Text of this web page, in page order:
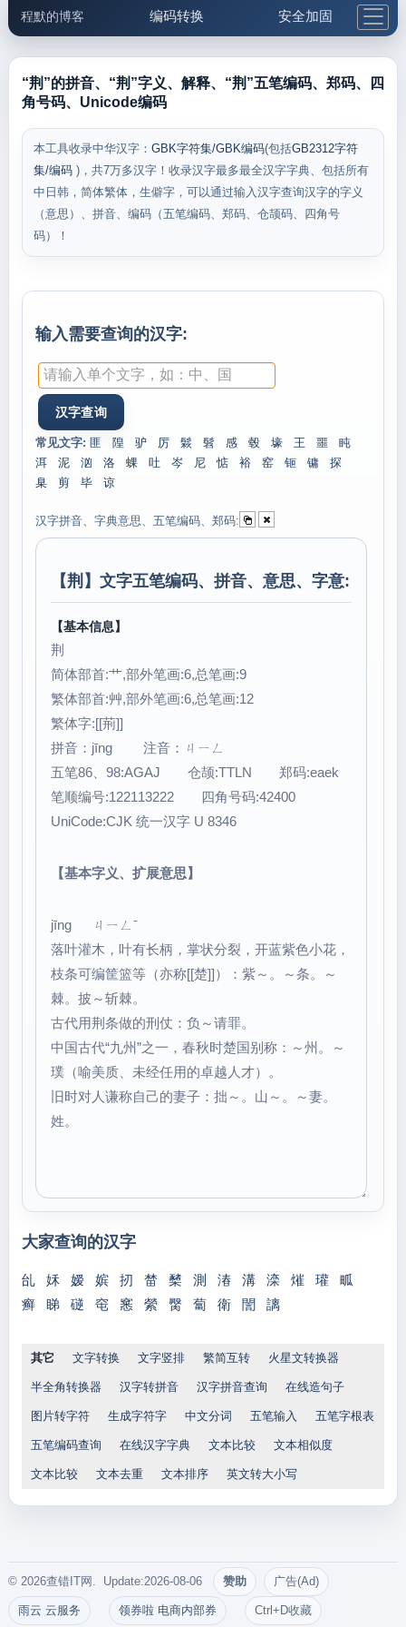
程默的博客 编码转换 安全加固
邮件工具 生活便民 更多工具
“荆”的拼音、“荆”字义、解释、“荆”五笔编码、郑码、四
角号码、Unicode编码
本工具收录中华汉字： GBK字符集/GBK编码(包括GB2312字符
集/编码 )，共7万多汉字！收录汉字最多最全汉字字典、包括所有
中日韩，简体繁体，生僻字，可以通过输入汉字查询汉字的字义
（意思）、拼音、编码（五笔编码、郑码、仓颉码、四角号
码）！
输入需要查询的汉字:
常见文字: 匪 隍 驴 厉 鬏 髫 感 毂 壕 王 噩
盹
洱
泥 汹 洛 蜾 吐 岑 尼 惦 裕 窑 钷 镛
探
臬
剪 毕 谅
汉字拼音、字典意思、五笔编码、郑码:
【荆 】文字五笔编码、拼音、意思、字意:
【基本信息】
荆
简体部首:艹,部外笔画:6,总笔画:9
繁体部首:艸,部外笔画:6,总笔画:12
繁体字:[[荊]]
拼音：jīng 注音：ㄐㄧㄥ
五笔86、98:AGAJ 仓颉:TTLN 郑码:eaek
笔顺编号:122113222 四角号码:42400
UniCode:CJK 统一汉字 U 8346
【基本字义、扩展意思】
jīng ㄐㄧㄥˉ
落叶灌木，叶有长柄，掌状分裂，开蓝紫色小花，
枝条可编筐篮等（亦称[[楚]]）：紫～。～条。～
棘。披～斩棘。
古代用荆条做的刑仗：负～请罪。
中国古代“九州”之一，春秋时楚国别称：～州。～
璞（喻美质、未经任用的卓越人才）。
旧时对人谦称自己的妻子：拙～。山～。～妻。
姓。
大家查询的汉字
乨 姀 嫒 嫔 扨 榃 櫫 測 湷 溝 滦 熣 瓘
畖
癣
睇 磀 窀 窸 縈 臋 蔔 衛 誾 謧
其它 文字转换 文字竖排 繁简互转 火星文转换器
半全角转换器 汉字转拼音 汉字拼音查询 在线造句子
图片转字符 生成字符字 中文分词 五笔输入 五笔字根表
五笔编码查询 在线汉字字典 文本比较 文本相似度
文本比较 文本去重 文本排序 英文转大小写
© 2026查错IT网. Update:2026-08-06 赞助 广告(Ad)
雨云 云服务 领券啦 电商内部券 Ctrl+D收藏